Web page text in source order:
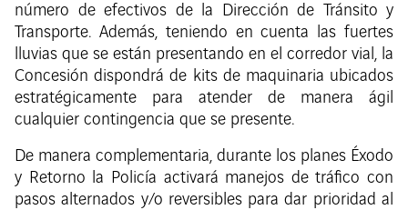
número de efectivos de la Dirección de Tránsito y
Transporte. Además, teniendo en cuenta las fuertes
lluvias que se están presentando en el corredor vial, la
Concesión dispondrá de kits de maquinaria ubicados
estratégicamente para atender de manera ágil
cualquier contingencia que se presente.
De manera complementaria, durante los planes Éxodo
y Retorno la Policía activará manejos de tráfico con
pasos alternados y/o reversibles para dar prioridad al